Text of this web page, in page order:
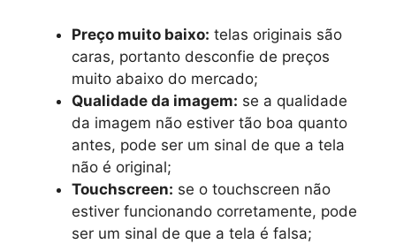
Preço muito baixo: telas originais são
caras, portanto desconfie de preços
muito abaixo do mercado;
Qualidade da imagem: se a qualidade
da imagem não estiver tão boa quanto
antes, pode ser um sinal de que a tela
não é original;
Touchscreen: se o touchscreen não
estiver funcionando corretamente, pode
ser um sinal de que a tela é falsa;